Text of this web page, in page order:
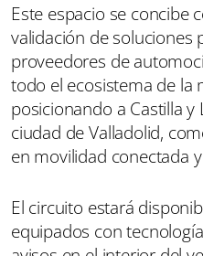
Este espacio se concibe
validación de soluciones
proveedores de
todo el ecosistema de la
posicionando a Castilla
ciudad de Valladolid,
en movilidad conectada
El circuito estará
equipados con